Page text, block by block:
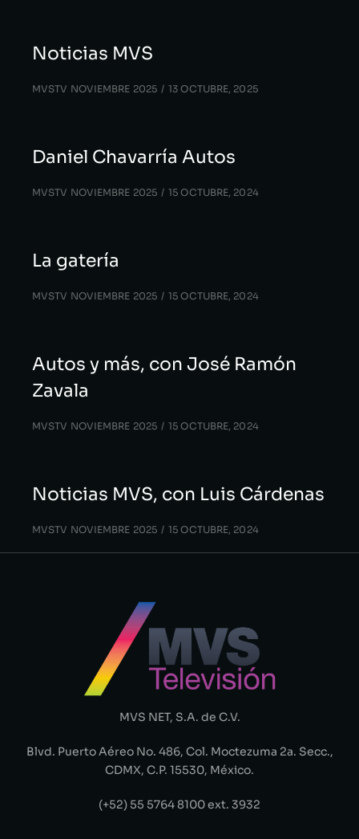
Noticias MVS
MVSTV NOVIEMBRE 2025 13 OCTUBRE, 2025
Daniel Chavarría Autos
MVSTV NOVIEMBRE 2025 15 OCTUBRE, 2024
La gatería
MVSTV NOVIEMBRE 2025 15 OCTUBRE, 2024
Autos y más, con José Ramón
Zavala
MVSTV NOVIEMBRE 2025 15 OCTUBRE, 2024
Noticias MVS, con Luis Cárdenas
MVSTV NOVIEMBRE 2025 15 OCTUBRE, 2024
MVS NET, S.A. de C.V.
Blvd. Puerto Aéreo No. 486, Col. Moctezuma 2a. Secc.,
CDMX, C.P. 15530, México.
(+52) 55 5764 8100 ext. 3932